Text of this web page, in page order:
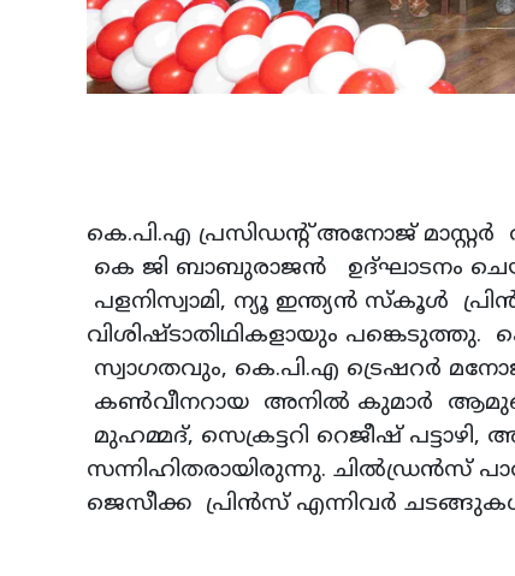
കെ.പി.എ പ്രസിഡന്റ് അനോജ്
കെ ജി ബാബുരാജന്‍ ഉദ്ഘാടനം
പളനിസ്വാമി, ന്യൂ ഇന്ത്യന്‍ സ്‌കൂള്‍
വിശിഷ്ടാതിഥികളായും പങ്കെടുത്തു.
സ്വാഗതവും, കെ.പി.എ ട്രെഷറര്‍
കണ്‍വീനറായ അനില്‍ കുമാര്‍ ആമുഖ
മുഹമ്മദ്, സെക്രട്ടറി റെജീഷ്
സന്നിഹിതരായിരുന്നു. ചില്‍ഡ്രന്‍സ്
ജെസീക്ക പ്രിന്‍സ് എന്നിവര്‍ ചടങ്ങുകള്‍